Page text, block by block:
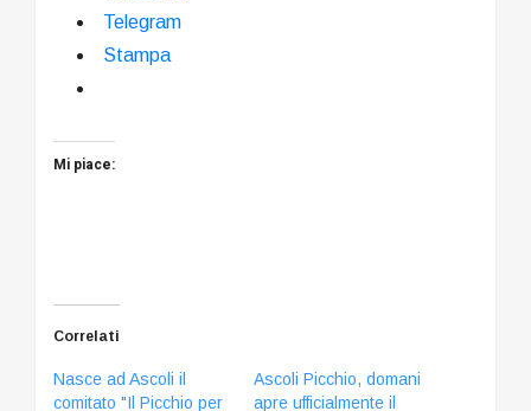
Telegram
Stampa
Mi piace:
Correlati
Nasce ad Ascoli il
comitato "Il Picchio per
Ascoli Picchio, domani
apre ufficialmente il